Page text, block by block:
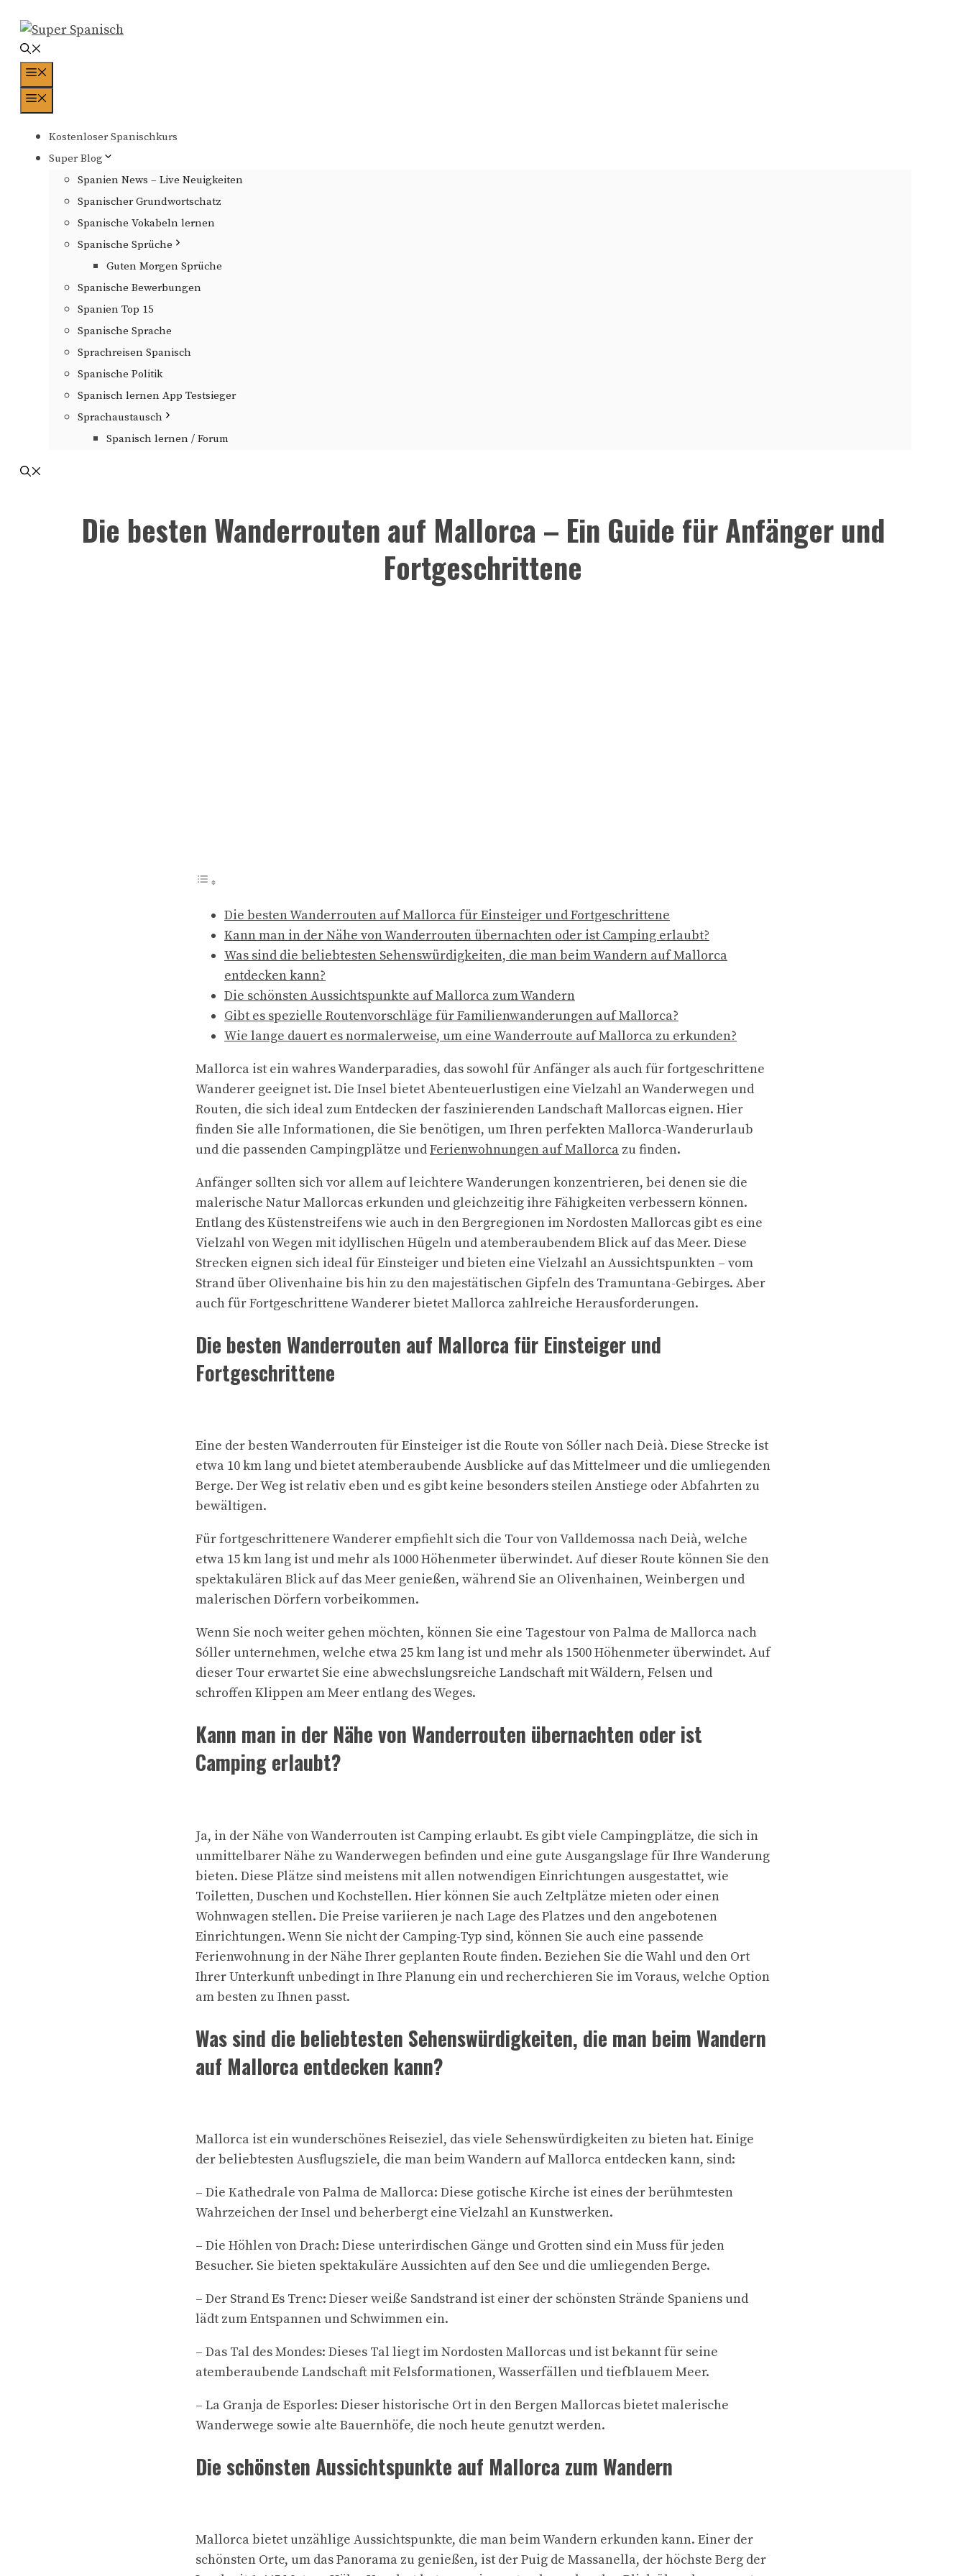
Inhalt
springen
Kostenloser Spanischkurs
Super Blog
Spanien News – Live Neuigkeiten
Spanischer Grundwortschatz
Spanische Vokabeln lernen
Spanische Sprüche
Guten Morgen Sprüche
Spanische Bewerbungen
Spanien Top 15
Spanische Sprache
Sprachreisen Spanisch
Spanische Politik
Spanisch lernen App Testsieger
Sprachaustausch
Spanisch lernen / Forum
Die besten Wanderrouten auf Mallorca – Ein Guide für Anfänger und
Fortgeschrittene
Die besten Wanderrouten auf Mallorca für Einsteiger und Fortgeschrittene
Kann man in der Nähe von Wanderrouten übernachten oder ist Camping erlaubt?
Was sind die beliebtesten Sehenswürdigkeiten, die man beim Wandern auf Mallorca
entdecken kann?
Die schönsten Aussichtspunkte auf Mallorca zum Wandern
Gibt es spezielle Routenvorschläge für Familienwanderungen auf Mallorca?
Wie lange dauert es normalerweise, um eine Wanderroute auf Mallorca zu erkunden?
Mallorca ist ein wahres Wanderparadies, das sowohl für Anfänger als auch für fortgeschrittene
Wanderer geeignet ist. Die Insel bietet Abenteuerlustigen eine Vielzahl an Wanderwegen und
Routen, die sich ideal zum Entdecken der faszinierenden Landschaft Mallorcas eignen. Hier
finden Sie alle Informationen, die Sie benötigen, um Ihren perfekten Mallorca-Wanderurlaub
und die passenden Campingplätze undFerienwohnungen auf Mallorca zu finden.
Anfänger sollten sich vor allem auf leichtere Wanderungen konzentrieren, bei denen sie die
malerische Natur Mallorcas erkunden und gleichzeitig ihre Fähigkeiten verbessern können.
Entlang des Küstenstreifens wie auch in den Bergregionen im Nordosten Mallorcas gibt es eine
Vielzahl von Wegen mit idyllischen Hügeln und atemberaubendem Blick auf das Meer. Diese
Strecken eignen sich ideal für Einsteiger und bieten eine Vielzahl an Aussichtspunkten – vom
Strand über Olivenhaine bis hin zu den majestätischen Gipfeln des Tramuntana-Gebirges. Aber
auch für Fortgeschrittene Wanderer bietet Mallorca zahlreiche Herausforderungen.
Die besten Wanderrouten auf Mallorca für Einsteiger und
Fortgeschrittene
Eine der besten Wanderrouten für Einsteiger ist die Route von Sóller nach Deià. Diese Strecke ist
etwa 10 km lang und bietet atemberaubende Ausblicke auf das Mittelmeer und die umliegenden
Berge. Der Weg ist relativ eben und es gibt keine besonders steilen Anstiege oder Abfahrten zu
bewältigen.
Für fortgeschrittenere Wanderer empfiehlt sich die Tour von Valldemossa nach Deià, welche
etwa 15 km lang ist und mehr als 1000 Höhenmeter überwindet. Auf dieser Route können Sie den
spektakulären Blick auf das Meer genießen, während Sie an Olivenhainen, Weinbergen und
malerischen Dörfern vorbeikommen.
Wenn Sie noch weiter gehen möchten, können Sie eine Tagestour von Palma de Mallorca nach
Sóller unternehmen, welche etwa 25 km lang ist und mehr als 1500 Höhenmeter überwindet. Auf
dieser Tour erwartet Sie eine abwechslungsreiche Landschaft mit Wäldern, Felsen und
schroffen Klippen am Meer entlang des Weges.
Kann man in der Nähe von Wanderrouten übernachten oder ist
Camping erlaubt?
Ja, in der Nähe von Wanderrouten ist Camping erlaubt. Es gibt viele Campingplätze, die sich in
unmittelbarer Nähe zu Wanderwegen befinden und eine gute Ausgangslage für Ihre Wanderung
bieten. Diese Plätze sind meistens mit allen notwendigen Einrichtungen ausgestattet, wie
Toiletten, Duschen und Kochstellen. Hier können Sie auch Zeltplätze mieten oder einen
Wohnwagen stellen. Die Preise variieren je nach Lage des Platzes und den angebotenen
Einrichtungen. Wenn Sie nicht der Camping-Typ sind, können Sie auch eine passende
Ferienwohnung in der Nähe Ihrer geplanten Route finden. Beziehen Sie die Wahl und den Ort
Ihrer Unterkunft unbedingt in Ihre Planung ein und recherchieren Sie im Voraus, welche Option
am besten zu Ihnen passt.
Was sind die beliebtesten Sehenswürdigkeiten, die man beim Wandern
auf Mallorca entdecken kann?
Mallorca ist ein wunderschönes Reiseziel, das viele Sehenswürdigkeiten zu bieten hat. Einige
der beliebtesten Ausflugsziele, die man beim Wandern auf Mallorca entdecken kann, sind:
– Die Kathedrale von Palma de Mallorca: Diese gotische Kirche ist eines der berühmtesten
Wahrzeichen der Insel und beherbergt eine Vielzahl an Kunstwerken.
– Die Höhlen von Drach: Diese unterirdischen Gänge und Grotten sind ein Muss für jeden
Besucher. Sie bieten spektakuläre Aussichten auf den See und die umliegenden Berge.
– Der Strand Es Trenc: Dieser weiße Sandstrand ist einer der schönsten Strände Spaniens und
lädt zum Entspannen und Schwimmen ein.
– Das Tal des Mondes: Dieses Tal liegt im Nordosten Mallorcas und ist bekannt für seine
atemberaubende Landschaft mit Felsformationen, Wasserfällen und tiefblauem Meer.
– La Granja de Esporles: Dieser historische Ort in den Bergen Mallorcas bietet malerische
Wanderwege sowie alte Bauernhöfe, die noch heute genutzt werden.
Die schönsten Aussichtspunkte auf Mallorca zum Wandern
Mallorca bietet unzählige Aussichtspunkte, die man beim Wandern erkunden kann. Einer der
schönsten Orte, um das Panorama zu genießen, ist der Puig de Massanella, der höchste Berg der